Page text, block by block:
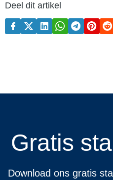
Deel dit artikel
Gratis
Download ons gratis